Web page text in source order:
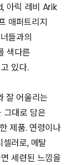
아릭 레비 Arik
매퍼트리지
들과의
색다른
있다.
잘 어울리는
그대로 담은
제품. 연령이나
러로, 메탈
세련된 느낌을